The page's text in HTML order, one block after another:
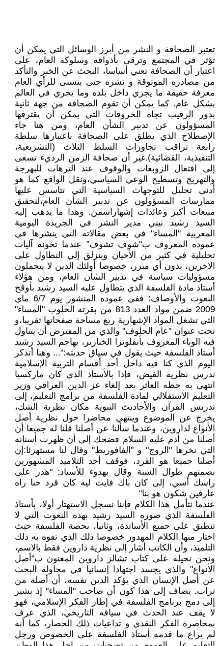
تعتبر الصحافة و النشر من أبرز الوسائل التي يمكن أن
تؤثر في المجتمع وترقى بأذواقه وسلوكه العام، على
اعتبار أن الصحافة تعني أساسا، البحث عن الخبر والتأكد
من مصادره الموثوقة و نشره حتى يتسنى للرأي العام
معرفة حقيقة ما يجري داخل بلده وما يجري في العالم
بشكل عام. كما يمكن أن تقوم الصحافة من جهة ثانية
بدور الرقيب تجاه الخروقات التي يمكن أن يقترفها
المسؤولون عن تدبير الشأن العام، ومن هنا جاء
الإصطلاح الذي يطلق على الصحافة باعتبارها سلطة
رابعة تراقب تجاوزات السلط الثلاث (التشريعية،
التنفيذية، القضائية).غير أن صحافة الزمن الرديء تسعى
إلى افتعال الزوبعات والوقوف عند الترهات للبهرجة
والتهريج وتسطيح الوعي السياسي،ونقل الواقع كما هو
أدنى تحليل للتوجهات السياسية التي تتاسس عليها
ممارسات المسؤولون عن تدبير الشأن العام،لتحقيق
مبيعات أكبر وعائدات إشهاراسمن. وهذا ما يذهب إليه
السيد رشيد نيني مدير النشر في الجريدة اليومية
المغربية "المساء" في بعض مقالاته التي ينشرها في
عموده المعروف ب"شوف تشوف" عندما تخونه آليات
تحليلية في كثير من الأحيان وينزلق إلي التطاول على
الاخرين، بدون أي مبرر، خصوصا أولئك الذين لا يتحملون
مسؤوليات سياسة في تدبير الشأن العام، ومن هؤلاء
أستاذ مادة الفلسفة الذي يتطاول عليه السيد رشيد بأوقح
النعوت والأوصاف: ففي عموده المنشور يوم 6/7 ماي
2009 ضمن مواد العدد 813 من بقرته الحلوب "المساء"
التي تشغل المواد الإشهارية ربع مساحة صفحاتها تقريبا،و
تحت عنوان "عام الحلوف" والذي من المفترض أن يتناول
فيه الوباء المعروف بأنفلونزا الخنازير، يهاجم السيد رشيد
أستاذ الفلسفة حيث يقول في سياق حديثه:"... وهنا أتذكر
اليوم الذي كنا فيه داخل أحد أقسام التربية الإسلامية
ندرس نظرية الفيض، فإذا بالأستاذ الذي كان ماركسيا
انتهى به حظه العاثر بعد إلغاء عز الدين العراقي وزير
التعليم الاستقلالي لمادة الفلسفة من برامج التعليم، إلى
تدريس القرآن والأحاديث النبوية مكان نظرية الشك،
يخرج عن الموضوع وينتهي محاضرا حول نظرية أصل
الأنواع لداروين، وعندما سألنا عن أصلنا قلنا له جميعا أن
أصلنا من أدم عليه السلام فضحك إلى أن ظهرت أسنانه
التي نخرها "الروج" و "الفافوريط" وقال لنا مستهزئا:إن
أصلنا جميعا هو القرد، فوقف أحد التلاميذ المشهورين
بصمتهم طوال السنة وقال بهدوء للأستاذ: "هدر على
راسك أسي، إلى كان باك فايت ليه كان قرد حنا راه
عارفين شكون هو بنا"
عندما نتأمل هذا الكلام فإننا نسجل الاستهتار أولا، بأستاذ
الفلسفة الذي صوره السيد رشيد بهذه النعوت التي لا
تنطبق على جميع الأساتذة، وثانيا، بحصة الفلسفة حيث
اختار منها الكلام المهدور خصوصا ذلك الذي تفوه به ذلك
التلميذ، وأن الكاتب أشار إلى نظرية داروين فقط بالاسم،
ونحن نحيله على كتاب تشالز داروين المعنون ب"أصل
الأنواع" والذي يجسد اجتهادا إنسانيا في محاولة البحث
عن أصل الإنسان الذي يؤكد الدين نفسه، أن أصله من
تراب. يضاف إلى هذا كون أن صاحب "المساء" إذ يشير
إلى دمج برنامج الفلسفة في إطار الفكر الإسلامي، فهو
لا يقف عند الحدث في سياقه التاريخي، الذي عرف
بمحاصرة الفكر النقدي و تداعيات ذلك الحصار، كما أنه
لم يراع ما قدمه أستاذ الفلسفة على الخصوص ورجل